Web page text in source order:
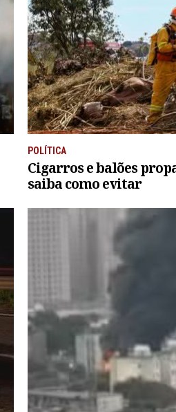
POLÍTICA
Cigarros e balões
saiba como evitar